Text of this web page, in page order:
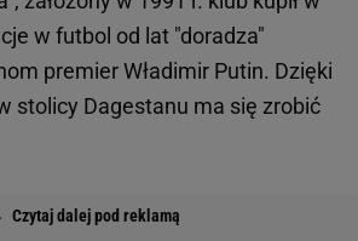
w futbol od lat "doradza"
premier Władimir Putin. Dzięki
stolicy Dagestanu ma się zrobić